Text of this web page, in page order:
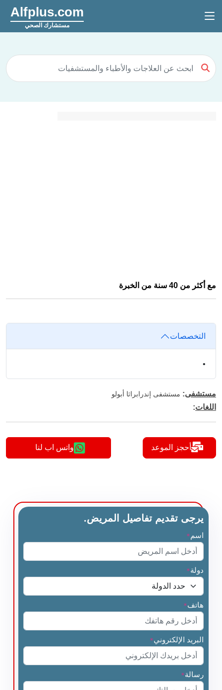
Alfplus.com
مستشارك الصحي
مع أكثر من 40 سنة من الخبرة
التخصصات
•
مستشفى: مستشفى إندرابراثا أبولو
اللغات:
أحجز الموعد واتس اب لنا
يرجى تقديم تفاصيل المريض.
اسم *
دولة*
هاتف*
البريد الإلكتروني*
رسالة*